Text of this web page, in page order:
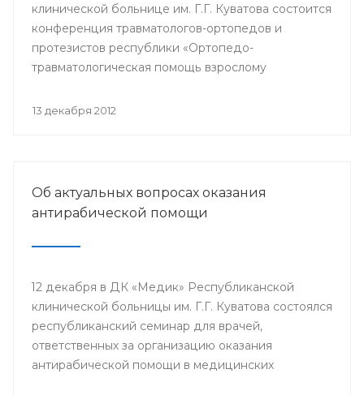
клинической больнице им. Г.Г. Куватова состоится
конференция травматологов-ортопедов и
протезистов республики «Ортопедо-
травматологическая помощь взрослому
Мероприятие организовано Минздравом РБ в
13 декабря 2012
Об актуальных вопросах оказания
антирабической помощи
12 декабря в ДК «Медик» Республиканской
клинической больницы им. Г.Г. Куватова состоялся
республиканский семинар для врачей,
ответственных за организацию оказания
антирабической помощи в медицинских